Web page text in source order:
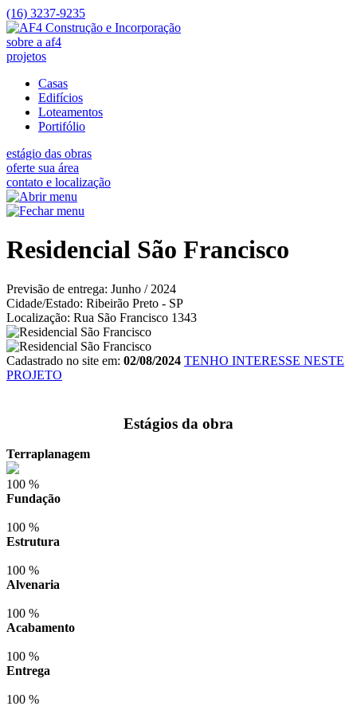
(16) 3237-9235
sobre a af4
projetos
Casas
Edifícios
Loteamentos
Portifólio
estágio das obras
oferte sua área
contato e localização
Residencial São Francisco
Previsão de entrega: Junho / 2024
Cidade/Estado: Ribeirão Preto - SP
Localização: Rua São Francisco 1343
Cadastrado no site em: 02/08/2024 TENHO INTERESSE NESTE
PROJETO
Estágios da obra
Terraplanagem
100 %
Fundação
100 %
Estrutura
100 %
Alvenaria
100 %
Acabamento
100 %
Entrega
100 %